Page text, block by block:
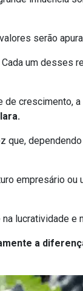
serão
Cada um desses
crescimento,
que,
empresário ou
lucratividade e
a